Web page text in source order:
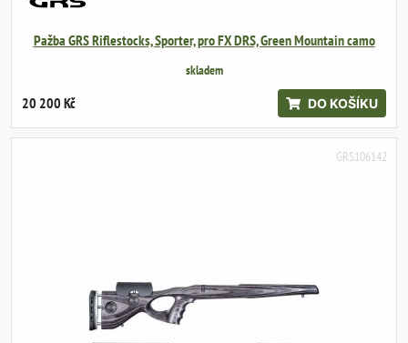
Pažba GRS Riflestocks, Sporter, pro FX DRS, Green Mountain camo
skladem
20 200 Kč DO KOŠÍKU
GRS106142